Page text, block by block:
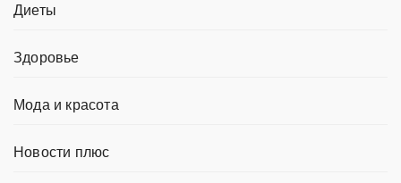
Диеты
Здоровье
Мода и красота
Новости плюс